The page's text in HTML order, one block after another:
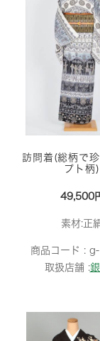
訪問着(総柄で
プト柄)
49,500
素材:正
商品コード :
取扱店舗 :